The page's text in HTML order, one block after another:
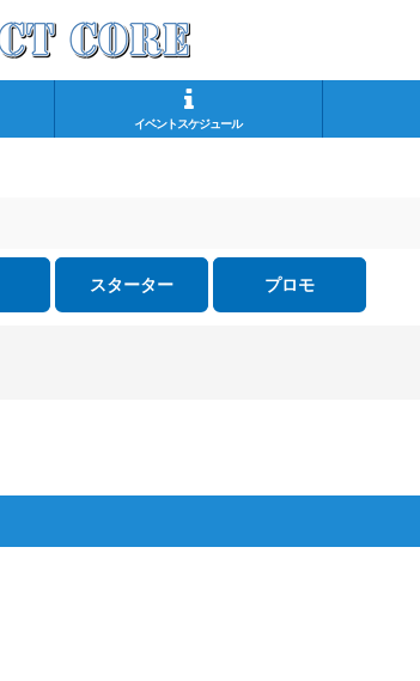
イベントスケジュール
スターター プロモ